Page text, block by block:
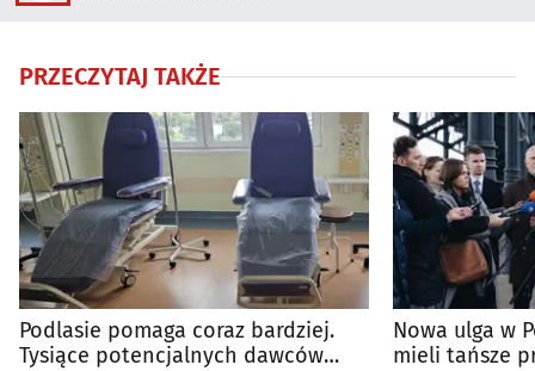
PRZECZYTAJ TAKŻE
Podlasie pomaga coraz bardziej.
Tysiące potencjalnych dawców
Nowa ulga w
mieli tańsze